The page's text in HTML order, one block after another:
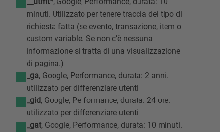
minuti. Utilizzato per tenere traccia del tipo di
richiesta fatta (se evento, transazione, item o
custom variable. Se non c’è nessuna
informazione si tratta di una visualizzazione
di pagina.)
_ga, Google, Performance, durata: 2 anni.
utilizzato per differenziare utenti
_gid, Google, Performance, durata: 24 ore.
utilizzato per differenziare utenti
_gat, Google, Performance, durata: 10 minuti.